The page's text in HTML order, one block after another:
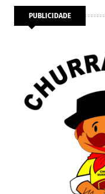
PUBLICIDADE